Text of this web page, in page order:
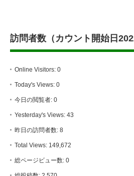
訪問者数（カウント開始日
Online Visitors: 0
Today's Views: 0
今日の閲覧者: 0
Yesterday's Views: 43
昨日の訪問者数: 8
Total Views: 149,672
総ページビュー数: 0